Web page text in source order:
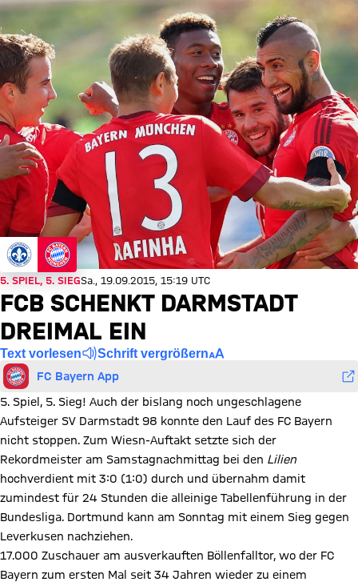
5. SPIEL, 5. SIEGSa., 19.09.2015, 15:19 UTC
FCB SCHENKT DARMSTADT
DREIMAL EIN
Text vorlesen Schrift vergrößern
FC Bayern App
5. Spiel, 5. Sieg! Auch der bislang noch ungeschlagene
Aufsteiger SV Darmstadt 98 konnte den Lauf des FC Bayern
nicht stoppen. Zum Wiesn-Auftakt setzte sich der
Rekordmeister am Samstagnachmittag bei den Lilien
hochverdient mit 3:0 (1:0) durch und übernahm damit
zumindest für 24 Stunden die alleinige Tabellenführung in der
Bundesliga. Dortmund kann am Sonntag mit einem Sieg gegen
Leverkusen nachziehen.
17.000 Zuschauer am ausverkauften Böllenfalltor, wo der FC
Bayern zum ersten Mal seit 34 Jahren wieder zu einem